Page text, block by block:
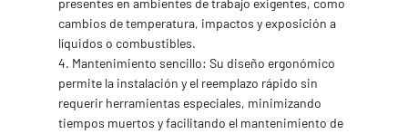
presentes en ambientes de trabajo exigentes, como
cambios de temperatura, impactos y exposición a
líquidos o combustibles.
4. Mantenimiento sencillo: Su diseño ergonómico
permite la instalación y el reemplazo rápido sin
requerir herramientas especiales, minimizando
tiempos muertos y facilitando el mantenimiento de